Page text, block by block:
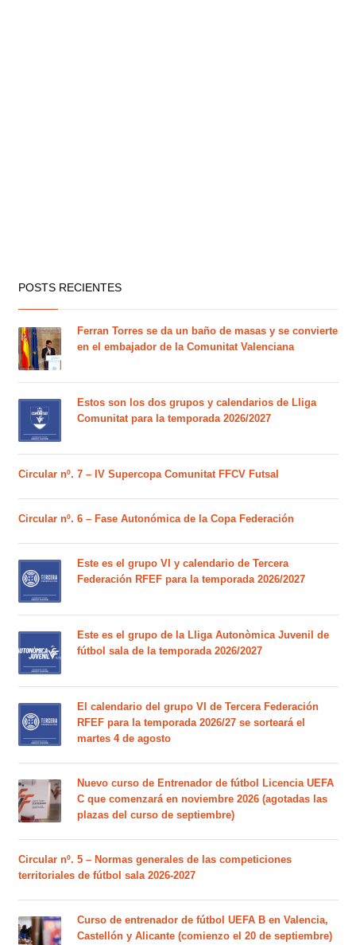
POSTS RECIENTES
Ferran Torres se da un baño de masas y se convierte
en el embajador de la Comunitat Valenciana
Estos son los dos grupos y calendarios de Lliga
Comunitat para la temporada 2026/2027
Circular nº. 7 – IV Supercopa Comunitat FFCV Futsal
Circular nº. 6 – Fase Autonómica de la Copa Federación
Este es el grupo VI y calendario de Tercera
Federación RFEF para la temporada 2026/2027
Este es el grupo de la Lliga Autonòmica Juvenil de
fútbol sala de la temporada 2026/2027
El calendario del grupo VI de Tercera Federación
RFEF para la temporada 2026/27 se sorteará el
martes 4 de agosto
Nuevo curso de Entrenador de fútbol Licencia UEFA
C que comenzará en noviembre 2026 (agotadas las
plazas del curso de septiembre)
Circular nº. 5 – Normas generales de las competiciones
territoriales de fútbol sala 2026-2027
Curso de entrenador de fútbol UEFA B en Valencia,
Castellón y Alicante (comienzo el 20 de septiembre)